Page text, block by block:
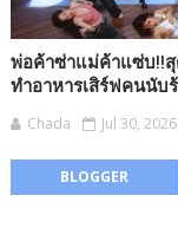
พ่อค้าซ่าแม่ค้าแซ่บ!!
ทำอาหารเสิร์ฟคนนับ
Chada Jul 30, 2026
BLOGGER